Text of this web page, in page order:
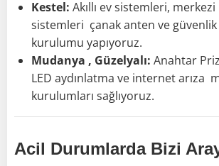
Kestel: Akıllı ev sistemleri,
sistemleri çanak anten ve
kurulumu yapıyoruz.
Mudanya , Güzelyalı: Anahtar
LED aydınlatma ve internet arıza
kurulumları sağlıyoruz.
Acil Durumlarda Bizi